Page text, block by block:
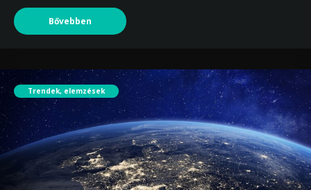
Bővebben
Trendek, elemzések